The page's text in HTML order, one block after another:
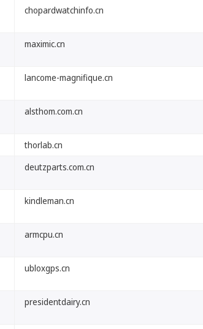
chopardwatchinfo.cn
maximic.cn
lancome-magnifique.cn
alsthom.com.cn
thorlab.cn
deutzparts.com.cn
kindleman.cn
armcpu.cn
ubloxgps.cn
presidentdairy.cn